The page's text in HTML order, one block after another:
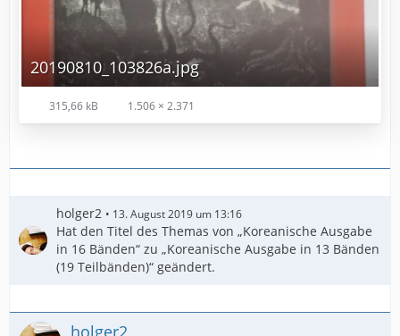
20190810_103826a.jpg
315,66 kB 1.506 × 2.371
holger2 13. August 2019 um 13:16
Hat den Titel des Themas von „Koreanische Ausgabe
in 16 Bänden“ zu „Koreanische Ausgabe in 13 Bänden
(19 Teilbänden)“ geändert.
holger2